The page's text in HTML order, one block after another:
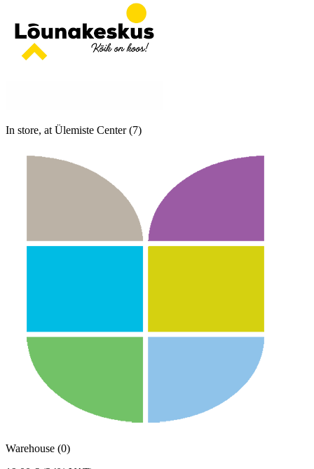
In store, at Ülemiste Center (7)
Warehouse (0)